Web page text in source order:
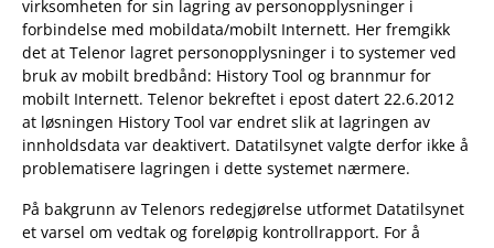
virksomheten for sin lagring av personopplysninger i
forbindelse med mobildata/mobilt Internett. Her fremgikk
det at Telenor lagret personopplysninger i to systemer ved
bruk av mobilt bredbånd: History Tool og brannmur for
mobilt Internett. Telenor bekreftet i epost datert 22.6.2012
at løsningen History Tool var endret slik at lagringen av
innholdsdata var deaktivert. Datatilsynet valgte derfor ikke å
problematisere lagringen i dette systemet nærmere.
På bakgrunn av Telenors redegjørelse utformet Datatilsynet
et varsel om vedtak og foreløpig kontrollrapport. For å